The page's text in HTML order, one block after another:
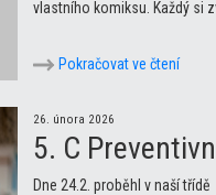
vlastního komiksu. Každý si
Pokračovat ve čtení
26. února 2026
5. C
Dne 24.2. proběhl v naší